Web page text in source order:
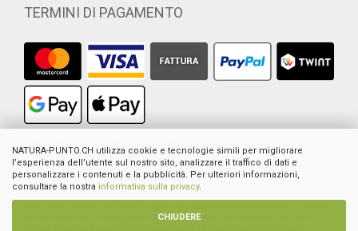
NATURA-PUNTO.CH utilizza cookie e tecnologie simili per migliorare
l’esperienza dell’utente sul nostro sito, analizzare il traffico di dati e
personalizzare i contenuti e la pubblicità. Per ulteriori informazioni,
consultare la nostra informativa sulla privacy.
CHIUDERE
TERMINI DI PAGAMENTO
2 Prezzo precedente di Natura-Punto
3Somma dei prezzi individuali
4 Prezzo al dettaglio suggerito dal produttore
offerto. Servono per visualizzare la descrizione anche come esempio o per poter